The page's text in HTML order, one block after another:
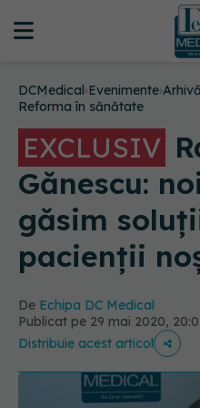
DCMedical›Evenimente›
Reforma în sănătate
EXCLUSIV
Gănescu:
găsim
pacienții
De Echipa DC Medical
Publicat pe 29 mai 2020,
Distribuie acest articol